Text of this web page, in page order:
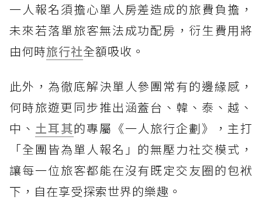
一人報名須擔心單人房差造成的旅費負擔，
未來若落單旅客無法成功配房，衍生費用將
由何時旅行社全額吸收。
此外，為徹底解決單人參團常有的邊緣感，
何時旅遊更同步推出涵蓋台、韓、泰、越、
中、 土耳其的專屬《一人旅行企劃》，主打
「全團皆為單人報名」的無壓力社交模式，
讓每一位旅客都能在沒有既定交友圈的包袱
下，自在享受探索世界的樂趣。